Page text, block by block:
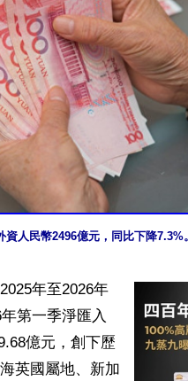
人民幣2496億元，同比下降7.3%
年至2026年
第一季淨匯入
億元，創下歷
英國屬地、新加